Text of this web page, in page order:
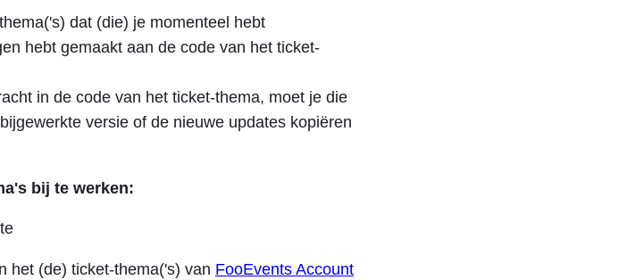
dat (die) je momenteel hebt
hebt gemaakt aan de code van het ticket-
in de code van het ticket-thema, moet je die
versie of de nieuwe updates kopiëren
bij te werken:
het (de) ticket-thema('s) van FooEvents Account